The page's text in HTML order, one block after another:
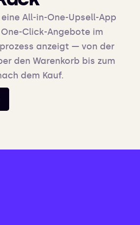
All-in-One-Upsell-App
Click-Angebote im
anzeigt — von der
den Warenkorb bis zum
dem Kauf.